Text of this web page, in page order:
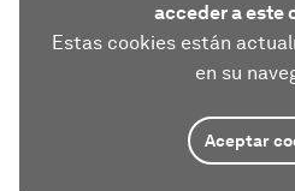
acceder a este
Estas cookies están
en su
Aceptar